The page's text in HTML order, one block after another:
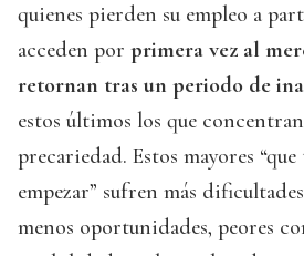
quienes pierden su empleo a
acceden por primera vez al
retornan tras un periodo de
estos últimos los que
precariedad. Estos mayores
empezar” sufren más
menos oportunidades, peores